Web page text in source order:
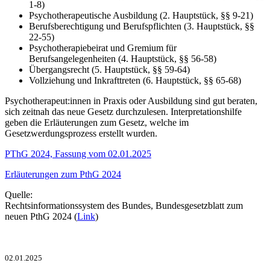
1-8)
Psychotherapeutische Ausbildung (2. Hauptstück, §§ 9-21)
Berufsberechtigung und Berufspflichten (3. Hauptstück, §§
22-55)
Psychotherapiebeirat und Gremium für
Berufsangelegenheiten (4. Hauptstück, §§ 56-58)
Übergangsrecht (5. Hauptstück, §§ 59-64)
Vollziehung und Inkrafttreten (6. Hauptstück, §§ 65-68)
Psychotherapeut:innen in Praxis oder Ausbildung sind gut beraten,
sich zeitnah das neue Gesetz durchzulesen. Interpretationshilfe
geben die Erläuterungen zum Gesetz, welche im
Gesetzwerdungsprozess erstellt wurden.
PThG 2024, Fassung vom 02.01.2025
Erläuterungen zum PthG 2024
Quelle:
Rechtsinformationssystem des Bundes, Bundesgesetzblatt zum
neuen PthG 2024 (Link)
02.01.2025